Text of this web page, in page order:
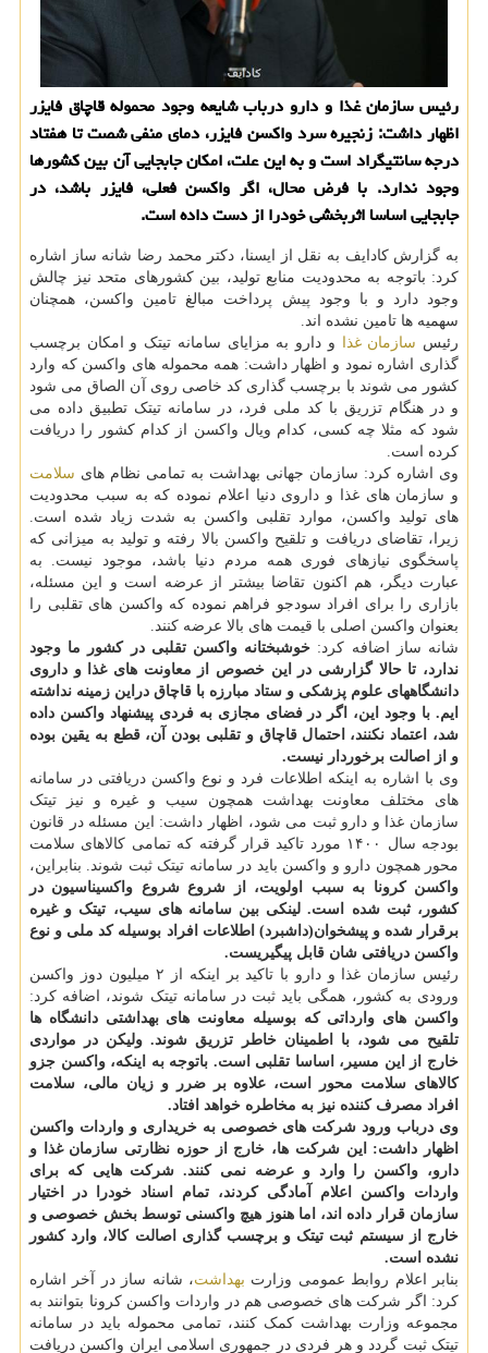
رئیس سازمان غذا و دارو درباب شایعه وجود محموله قاچاق فایزر
اظهار داشت: زنجیره سرد واکسن فایزر، دمای منفی شصت تا هفتاد
درجه سانتیگراد است و به این علت، امکان جابجایی آن بین کشورها
وجود ندارد. با فرض محال، اگر واکسن فعلی، فایزر باشد، در
جابجایی اساسا اثربخشی خودرا از دست داده است.
به گزارش کادایف به نقل از ایسنا، دکتر محمد رضا شانه ساز اشاره
کرد: باتوجه به محدودیت منابع تولید، بین کشورهای متحد نیز چالش
وجود دارد و با وجود پیش پرداخت مبالغ تامین واکسن، همچنان
سهمیه ها تامین نشده اند.
رئیس سازمانغذا
و دارو به مزایای سامانه تیتک و امکان برچسب
گذاری اشاره نمود و اظهار داشت: همه محموله های واکسن که وارد
کشور می شوند با برچسب گذاری کد خاصی روی آن الصاق می شود
و در هنگام تزریق با کد ملی فرد، در سامانه تیتک تطبیق داده می
شود که مثلا چه کسی، کدام ویال واکسن از کدام کشور را دریافت
کرده است.
وی اشاره کرد: سازمان جهانی بهداشت به تمامی نظام های سلامت
و سازمان های غذا و داروی دنیا اعلام نموده که به سبب محدودیت
های تولید واکسن، موارد تقلبی واکسن به شدت زیاد شده است.
زیرا، تقاضای دریافت و تلقیح واکسن بالا رفته و تولید به میزانی که
پاسخگوی نیازهای فوری همه مردم دنیا باشد، موجود نیست. به
عبارت دیگر، هم اکنون تقاضا بیشتر از عرضه است و این مسئله،
بازاری را برای افراد سودجو فراهم نموده که واکسن های تقلبی را
بعنوان واکسن اصلی با قیمت های بالا عرضه کنند.
شانه ساز اضافه کرد: خوشبختانه واکسن تقلبی در کشور ما وجود
ندارد، تا حالا گزارشی در این خصوص از معاونت های غذا و داروی
دانشگاههای علوم پزشکی و ستاد مبارزه با قاچاق دراین زمینه نداشته
ایم. با وجود این، اگر در فضای مجازی به فردی پیشنهاد واکسن داده
شد، اعتماد نکنند، احتمال قاچاق و تقلبی بودن آن، قطع به یقین بوده
و از اصالت برخوردار نیست.
وی با اشاره به اینکه اطلاعات فرد و نوع واکسن دریافتی در سامانه
های مختلف معاونت بهداشت همچون سیب و غیره و نیز تیتک
سازمان غذا و دارو ثبت می شود، اظهار داشت: این مسئله در قانون
بودجه سال ۱۴۰۰ مورد تاکید قرار گرفته که تمامی کالاهای سلامت
محور همچون دارو و واکسن باید در سامانه تیتک ثبت شوند. بنابراین،
واکسن کرونا به سبب اولویت، از شروع شروع واکسیناسیون در
کشور، ثبت شده است. لینکی بین سامانه های سیب، تیتک و غیره
برقرار شده و پیشخوان(داشبرد) اطلاعات افراد بوسیله کد ملی و نوع
واکسن دریافتی شان قابل پیگیریست.
رئیس سازمان غذا و دارو با تاکید بر اینکه از ۲ میلیون دوز واکسن
ورودی به کشور، همگی باید ثبت در سامانه تیتک شوند، اضافه کرد:
واکسن های وارداتی که بوسیله معاونت های بهداشتی دانشگاه ها
تلقیح می شود، با اطمینان خاطر تزریق شوند. ولیکن در مواردی
خارج از این مسیر، اساسا تقلبی است. باتوجه به اینکه، واکسن جزو
کالاهای سلامت محور است، علاوه بر ضرر و زیان مالی، سلامت
افراد مصرف کننده نیز به مخاطره خواهد افتاد.
وی درباب ورود شرکت های خصوصی به خریداری و واردات واکسن
اظهار داشت: این شرکت ها، خارج از حوزه نظارتی سازمان غذا و
دارو، واکسن را وارد و عرضه نمی کنند. شرکت هایی که برای
واردات واکسن اعلام آمادگی کردند، تمام اسناد خودرا در اختیار
سازمان قرار داده اند، اما هنوز هیچ واکسنی توسط بخش خصوصی و
خارج از سیستم ثبت تیتک و برچسب گذاری اصالت کالا، وارد کشور
نشده است.
بنابر اعلام روابط عمومی وزارت بهداشت، شانه ساز در آخر اشاره
کرد: اگر شرکت های خصوصی هم در واردات واکسن کرونا بتوانند به
مجموعه وزارت بهداشت کمک کنند، تمامی محموله باید در سامانه
تیتک ثبت گردد و هر فردی در جمهوری اسلامی ایران واکسن دریافت